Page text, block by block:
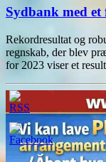
Sydbank med
Rekordresultat og
regnskab, der blev
for 2023 viser et